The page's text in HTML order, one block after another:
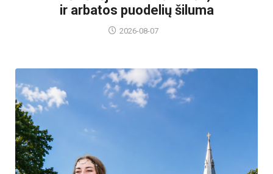
ir arbatos puodelių šiluma
2026-08-07